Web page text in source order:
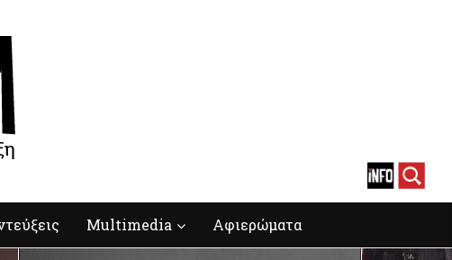
Multimedia Αφιερώματα